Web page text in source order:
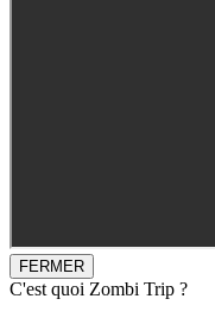
FERMER
C'est quoi Zombi Trip ?